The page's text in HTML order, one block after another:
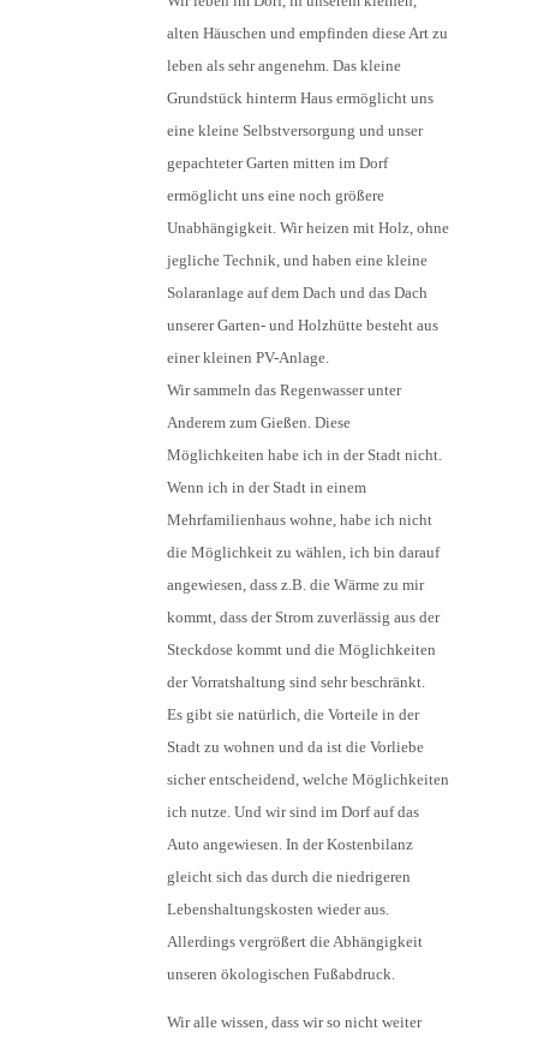
alten Häuschen und empfinden diese Art zu
leben als sehr angenehm. Das kleine
Grundstück hinterm Haus ermöglicht uns
eine kleine Selbstversorgung und unser
gepachteter Garten mitten im Dorf
ermöglicht uns eine noch größere
Unabhängigkeit. Wir heizen mit Holz, ohne
jegliche Technik, und haben eine kleine
Solaranlage auf dem Dach und das Dach
unserer Garten- und Holzhütte besteht aus
einer kleinen PV-Anlage.
Wir sammeln das Regenwasser unter
Anderem zum Gießen. Diese
Möglichkeiten habe ich in der Stadt nicht.
Wenn ich in der Stadt in einem
Mehrfamilienhaus wohne, habe ich nicht
die Möglichkeit zu wählen, ich bin darauf
angewiesen, dass z.B. die Wärme zu mir
kommt, dass der Strom zuverlässig aus der
Steckdose kommt und die Möglichkeiten
der Vorratshaltung sind sehr beschränkt.
Es gibt sie natürlich, die Vorteile in der
Stadt zu wohnen und da ist die Vorliebe
sicher entscheidend, welche Möglichkeiten
ich nutze. Und wir sind im Dorf auf das
Auto angewiesen. In der Kostenbilanz
gleicht sich das durch die niedrigeren
Lebenshaltungskosten wieder aus.
Allerdings vergrößert die Abhängigkeit
unseren ökologischen Fußabdruck.
Wir alle wissen, dass wir so nicht weiter